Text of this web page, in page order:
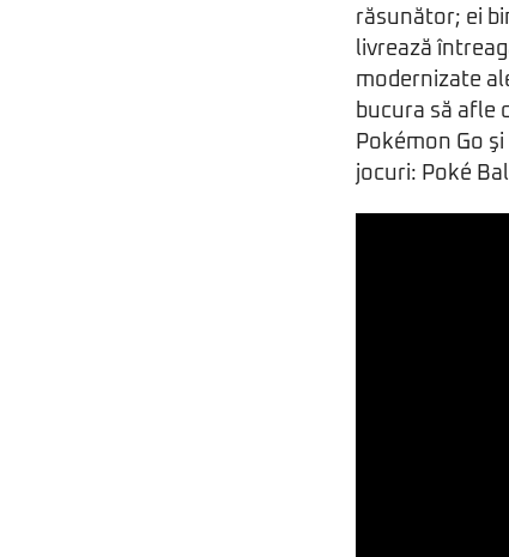
răsunător; ei
livrează
modernizate
bucura să afle
Pokémon Go
jocuri: Poké